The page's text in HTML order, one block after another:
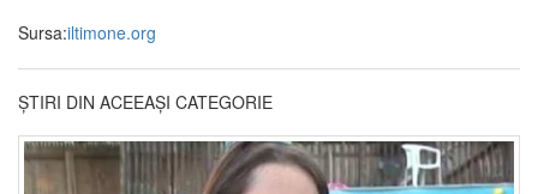
Sursa:iltimone.org
ȘTIRI DIN ACEEAȘI CATEGORIE